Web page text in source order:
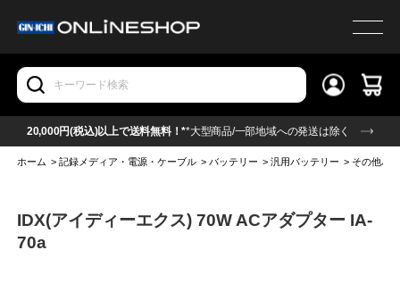
20,000円(税込)以上で送料無料！**大型商品/一部地域への発送は除く
ホーム >記録メディア・電源・ケーブル >バッテリー >汎用バッテリー > その他バ
IDX(アイディーエクス) 70W ACアダプター IA-
70a